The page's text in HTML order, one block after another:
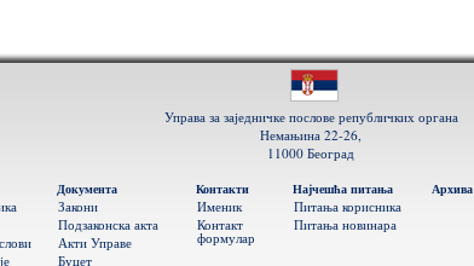
Управа за заједничке послове републичких органа
Немањина 22-26,
11000 Београд
Документа
Закони
Подзаконска акта
Акти Управе
Буџет
Контакти
Именик
Контакт
формулар
Најчешћа питања
Питања корисника
Питања новинара
Архива